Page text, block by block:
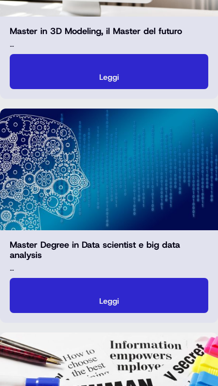
Master in 3D Modeling, il Master del futuro
…
Leggi
Master Degree in Data scientist e big data
analysis
…
Leggi